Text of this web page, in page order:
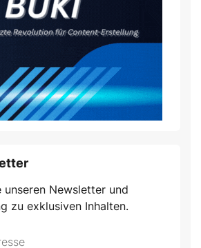
unseren Newsletter und
zu exklusiven Inhalten.